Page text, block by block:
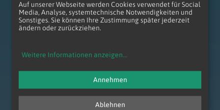
zum Anfang der Seite
Auf unserer Webseite werden Cookies verwendet für Social
Media, Analyse, systemtechnische Notwendigkeiten und
Sonstiges. Sie können Ihre Zustimmung später jederzeit
ändern oder zurückziehen.
Weitere Informationen anzeigen...
Ablehnen
Annehmen